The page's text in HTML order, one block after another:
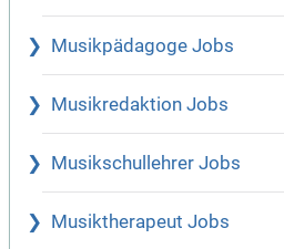
Musikpädagoge Jobs
Musikredaktion Jobs
Musikschullehrer Jobs
Musiktherapeut Jobs